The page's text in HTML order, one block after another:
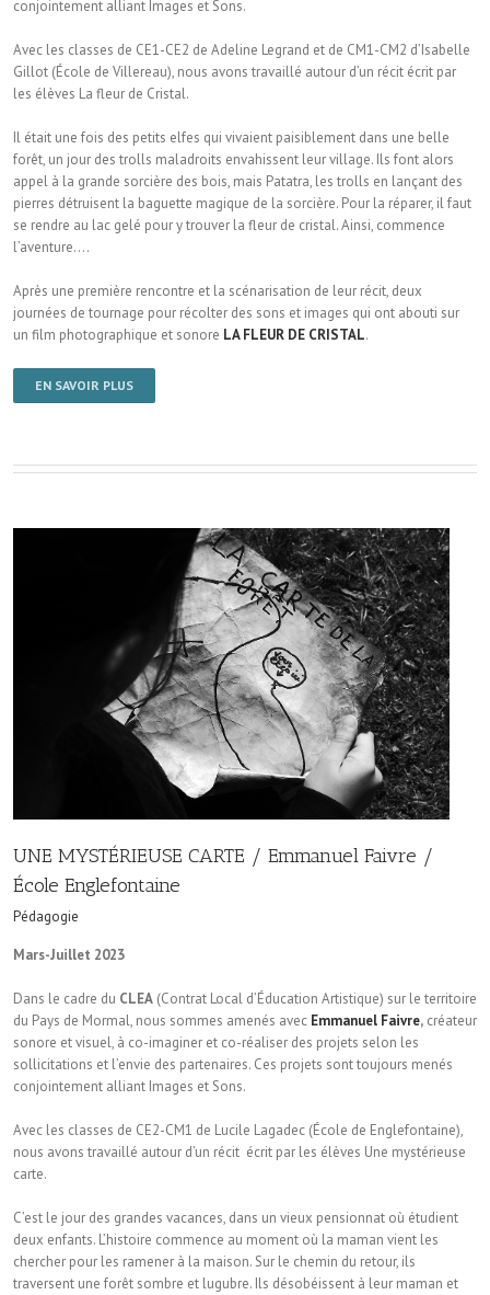
conjointement alliant Images et Sons.
Avec les classes de CE1-CE2 de Adeline Legrand et de CM1-CM2 d’Isabelle
Gillot (École de Villereau), nous avons travaillé autour d’un récit écrit par
les élèves La fleur de Cristal.
Il était une fois des petits elfes qui vivaient paisiblement dans une belle
forêt, un jour des trolls maladroits envahissent leur village. Ils font alors
appel à la grande sorcière des bois, mais Patatra, les trolls en lançant des
pierres détruisent la baguette magique de la sorcière. Pour la réparer, il faut
se rendre au lac gelé pour y trouver la fleur de cristal. Ainsi, commence
l’aventure….
Après une première rencontre et la scénarisation de leur récit, deux
journées de tournage pour récolter des sons et images qui ont abouti sur
un film photographique et sonore LA FLEUR DE CRISTAL.
EN SAVOIR PLUS
UNE MYSTÉRIEUSE CARTE / Emmanuel Faivre /
École Englefontaine
Pédagogie
Mars-Juillet 2023
Dans le cadre du CLEA (Contrat Local d’Éducation Artistique) sur le territoire
du Pays de Mormal, nous sommes amenés avec Emmanuel Faivre, créateur
sonore et visuel, à co-imaginer et co-réaliser des projets selon les
sollicitations et l’envie des partenaires. Ces projets sont toujours menés
conjointement alliant Images et Sons.
Avec les classes de CE2-CM1 de Lucile Lagadec (École de Englefontaine),
nous avons travaillé autour d’un récit écrit par les élèves Une mystérieuse
carte.
C’est le jour des grandes vacances, dans un vieux pensionnat où étudient
deux enfants. L’histoire commence au moment où la maman vient les
chercher pour les ramener à la maison. Sur le chemin du retour, ils
traversent une forêt sombre et lugubre. Ils désobéissent à leur maman et